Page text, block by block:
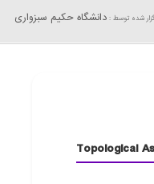
شده توسط : دانشگاه حکیم سبزواری
Topological